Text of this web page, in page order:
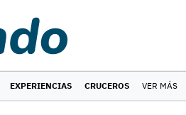
EXPERIENCIAS CRUCEROS VER MÁS